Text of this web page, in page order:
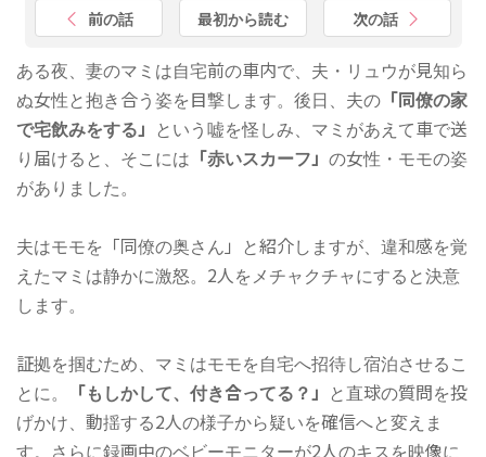
前の話 最初から読む 次の話
ある夜、妻のマミは自宅前の車内で、夫・リュウが見知ら
ぬ女性と抱き合う姿を目撃します。後日、夫の 「同僚の家
で宅飲みをする」 という嘘を怪しみ、マミがあえて車で送
り届けると、そこには 「赤いスカーフ」 の女性・モモの姿
がありました。
夫はモモを「同僚の奥さん」と紹介しますが、違和感を覚
えたマミは静かに激怒。2人をメチャクチャにすると決意
します。
証拠を掴むため、マミはモモを自宅へ招待し宿泊させるこ
とに。
「もしかして、付き合ってる？」 と直球の質問を投
げかけ、動揺する2人の様子から疑いを確信へと変えま
す。さらに録画中のベビーモニターが2人のキスを映像に